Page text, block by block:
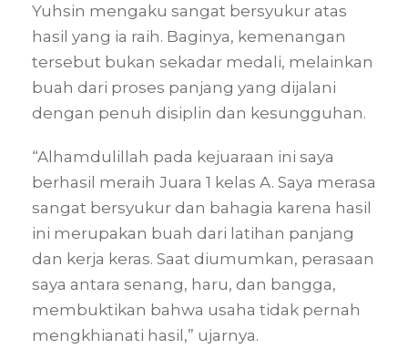
Yuhsin mengaku sangat bersyukur atas
hasil yang ia raih. Baginya, kemenangan
tersebut bukan sekadar medali, melainkan
buah dari proses panjang yang dijalani
dengan penuh disiplin dan kesungguhan.
“Alhamdulillah pada kejuaraan ini saya
berhasil meraih Juara 1 kelas A. Saya merasa
sangat bersyukur dan bahagia karena hasil
ini merupakan buah dari latihan panjang
dan kerja keras. Saat diumumkan, perasaan
saya antara senang, haru, dan bangga,
membuktikan bahwa usaha tidak pernah
mengkhianati hasil,” ujarnya.